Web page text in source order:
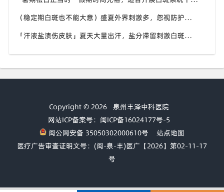
（稳定期白斑也不能大意）盛夏外界刺激多，忽视防护也会复发，福建泉州中科白癜风医院分享白癜风夏季维持护理知识
「汗液盐渍伤皮肤」夏天大量出汗，盐分滞留刺激白斑患处，福建泉州中科白癜风医院讲解白癜风患者夏日皮肤清洁要点
Copyright © 2026 泉州丰泽中科医院
网站ICP备案号：闽ICP备16024177号-5
闽公网安备 35050302000610号
站点地图
医疗广告审查证明文号：(闽-泉-丰)医广【2026】第02-11-17
号